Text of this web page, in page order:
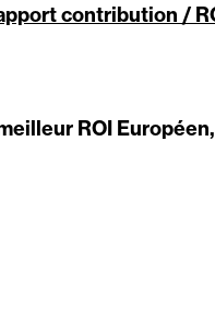
contribution /
ROI